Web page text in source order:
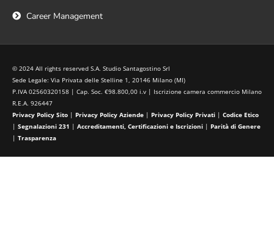
Career Management
© 2024 All rights reserved S.A. Studio Santagostino Srl
Sede Legale: Via Privata delle Stelline 1, 20146 Milano (MI)
P.IVA 02560320158 | Cap. Soc. €98.800,00 i.v | Iscrizione camera commercio Milano
R.E.A. 926447
Privacy Policy Sito | Privacy Policy Aziende | Privacy Policy Privati | Codice Etico
| Segnalazioni 231 | Accreditamenti, Certificazioni e Iscrizioni | Parità di Genere
| Trasparenza